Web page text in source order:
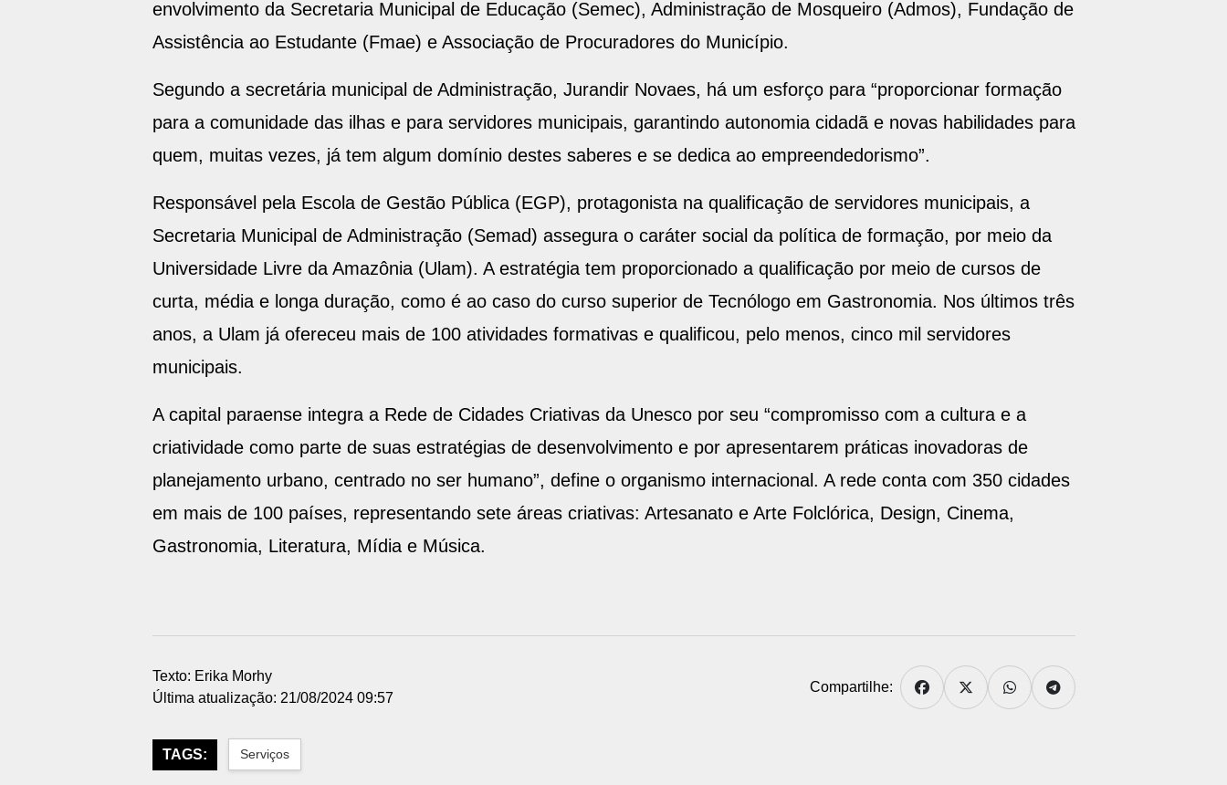
envolvimento da Secretaria Municipal de Educação (Semec), Administração de Mosqueiro (Admos), Fundação de
Assistência ao Estudante (Fmae) e Associação de Procuradores do Município.
Segundo a secretária municipal de Administração, Jurandir Novaes, há um esforço para “proporcionar formação
para a comunidade das ilhas e para servidores municipais, garantindo autonomia cidadã e novas habilidades para
quem, muitas vezes, já tem algum domínio destes saberes e se dedica ao empreendedorismo”.
Responsável pela Escola de Gestão Pública (EGP), protagonista na qualificação de servidores municipais, a
Secretaria Municipal de Administração (Semad) assegura o caráter social da política de formação, por meio da
Universidade Livre da Amazônia (Ulam). A estratégia tem proporcionado a qualificação por meio de cursos de
curta, média e longa duração, como é ao caso do curso superior de Tecnólogo em Gastronomia. Nos últimos três
anos, a Ulam já ofereceu mais de 100 atividades formativas e qualificou, pelo menos, cinco mil servidores
municipais.
A capital paraense integra a Rede de Cidades Criativas da Unesco por seu “compromisso com a cultura e a
criatividade como parte de suas estratégias de desenvolvimento e por apresentarem práticas inovadoras de
planejamento urbano, centrado no ser humano”, define o organismo internacional. A rede conta com 350 cidades
em mais de 100 países, representando sete áreas criativas: Artesanato e Arte Folclórica, Design, Cinema,
Gastronomia, Literatura, Mídia e Música.
Texto: Erika Morhy
Última atualização: 21/08/2024 09:57
Compartilhe:
TAGS: Serviços